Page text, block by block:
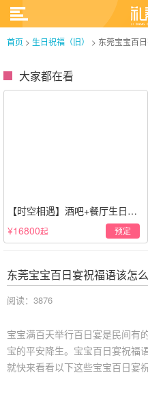
首页 > 生日祝福（旧） > 东莞宝宝百
大家都在看
【时空相遇】酒吧+餐厅生日惊
喜策划·高级感蓝色系
¥16800起 预定
东莞宝宝百日宴祝福语该怎
阅读：3876
宝宝满百天举行百日宴是民间有
宝的平安降生。宝宝百日宴祝福
就快来看看以下这些宝宝百日宴